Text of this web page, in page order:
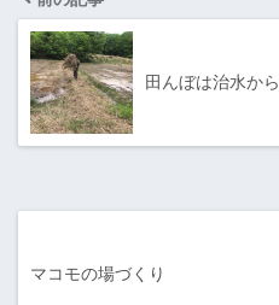
田んぼは治水から
マコモの場づくり